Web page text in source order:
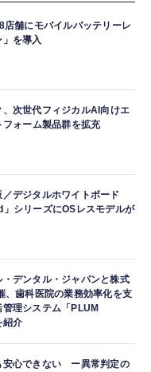
店舗にモバイルバッテリーレ
」を導入
、次世代フィジカルAI向けエ
フォーム製品群を拡充
デジタルホワイトボード
」シリーズにOSレスモデルが
デンタル・ジャパンと株式
、歯科医院の業務効率化を支
理システム「PLUM
紹介
安心できない ー異常判定の